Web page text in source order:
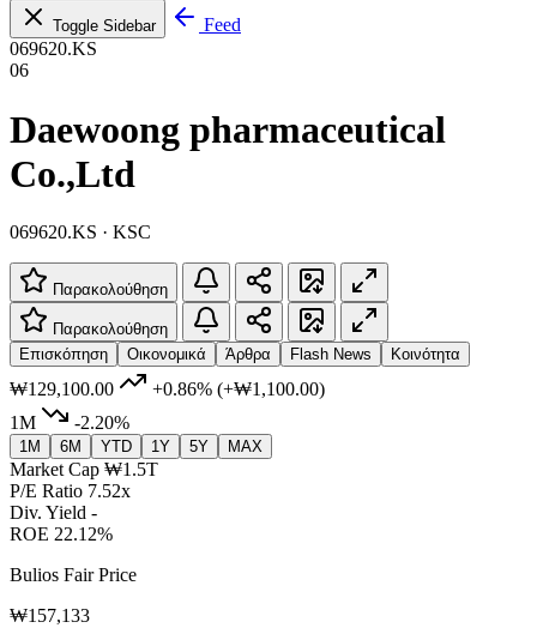
Toggle Sidebar
Feed
069620.KS
06
Daewoong pharmaceutical
Co.,Ltd
069620.KS · KSC
Παρακολούθηση
Παρακολούθηση
Επισκόπηση
Οικονομικά Άρθρα Flash News Κοινότητα
₩129,100.00 +0.86% (+₩1,100.00)
1M
-2.20%
1M 6M YTD 1Y 5Y MAX
Market Cap ₩1.5T
P/E Ratio 7.52x
Div. Yield -
ROE 22.12%
Bulios Fair Price
₩157,133